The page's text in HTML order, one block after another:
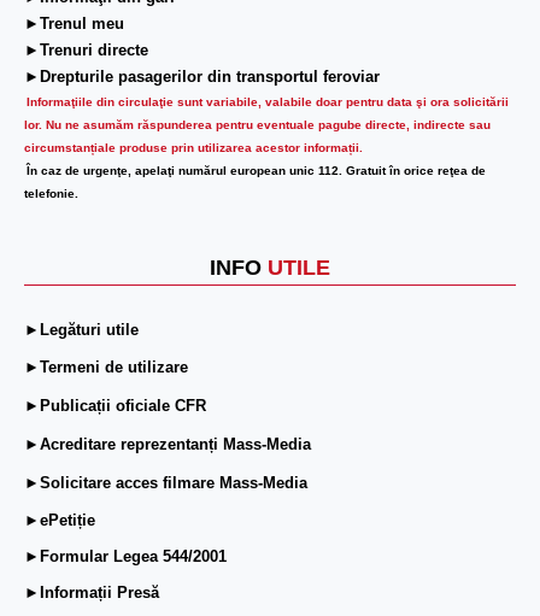
►Trenul meu
►Trenuri directe
►Drepturile pasagerilor din transportul feroviar
Informaţiile din circulaţie sunt variabile, valabile doar pentru data şi ora solicitării
lor. Nu ne asumăm răspunderea pentru eventuale pagube directe, indirecte sau
circumstanțiale produse prin utilizarea acestor informații.
În caz de urgenţe, apelaţi numărul european unic 112. Gratuit în orice reţea de
telefonie.
INFO UTILE
►Legături utile
►Termeni de utilizare
►Publicații oficiale CFR
►Acreditare reprezentanți Mass-Media
►Solicitare acces filmare Mass-Media
►ePetiție
►Formular Legea 544/2001
►Informații Presă